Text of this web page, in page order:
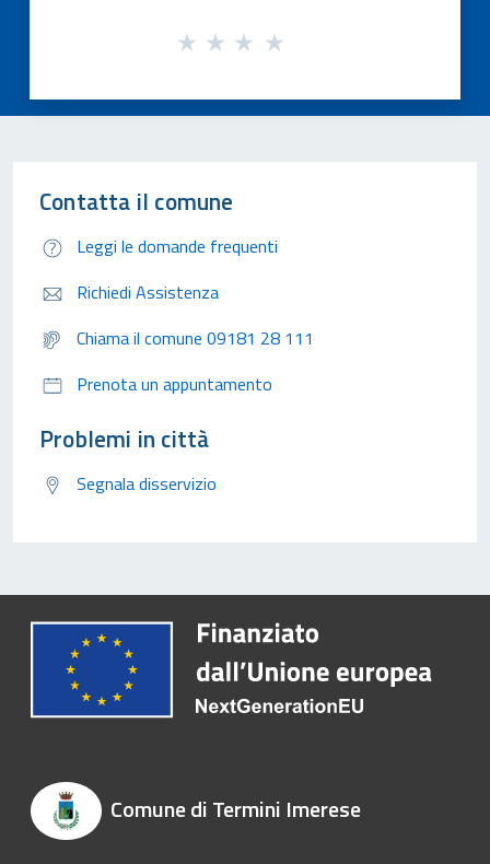
Contatta il comune
Leggi le domande frequenti
Richiedi Assistenza
Chiama il comune 09181 28 111
Prenota un appuntamento
Problemi in città
Segnala disservizio
Comune di Termini Imerese